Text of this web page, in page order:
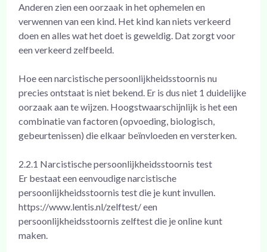
Anderen zien een oorzaak in het ophemelen en
verwennen van een kind. Het kind kan niets verkeerd
doen en alles wat het doet is geweldig. Dat zorgt voor
een verkeerd zelfbeeld.
Hoe een narcistische persoonlijkheidsstoornis nu
precies ontstaat is niet bekend. Er is dus niet 1 duidelijke
oorzaak aan te wijzen. Hoogstwaarschijnlijk is het een
combinatie van factoren (opvoeding, biologisch,
gebeurtenissen) die elkaar beïnvloeden en versterken.
2.2.1 Narcistische persoonlijkheidsstoornis test
Er bestaat een eenvoudige narcistische
persoonlijkheidsstoornis test die je kunt invullen.
https://www.lentis.nl/zelftest/ een
persoonlijkheidsstoornis zelftest die je online kunt
maken.